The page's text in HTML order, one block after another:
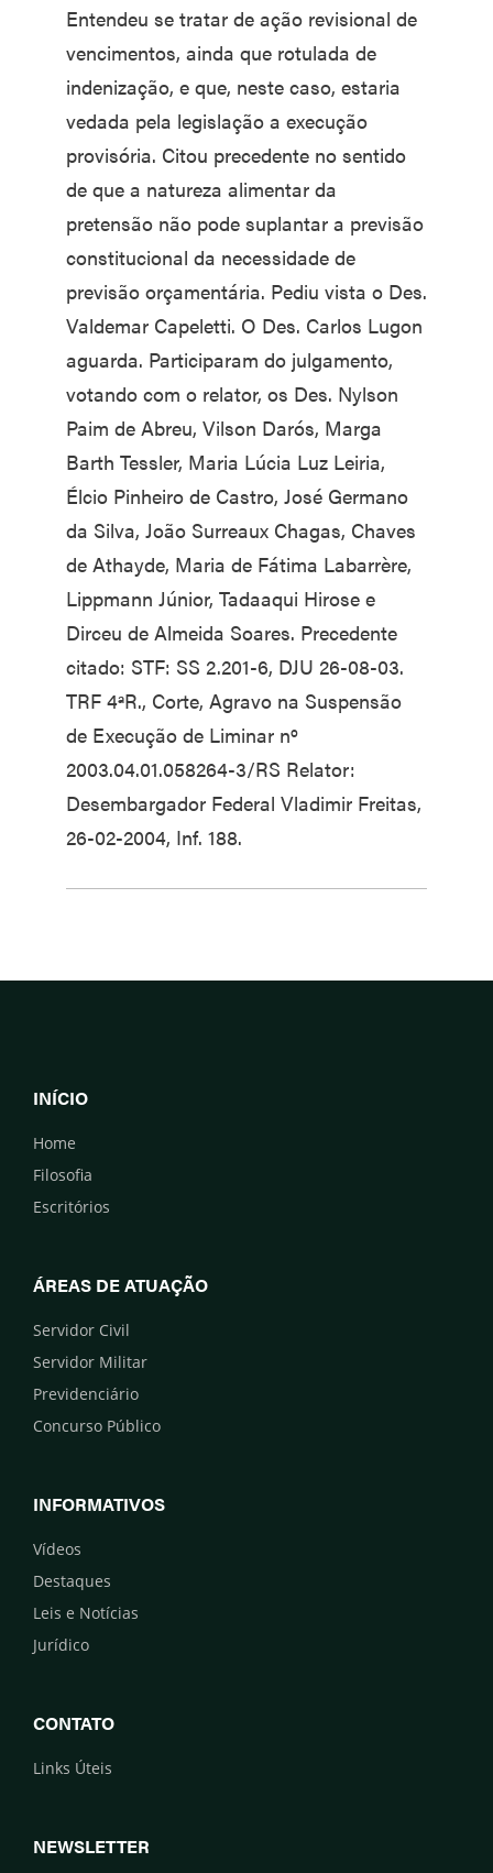
Entendeu se tratar de ação revisional de
vencimentos, ainda que rotulada de
indenização, e que, neste caso, estaria
vedada pela legislação a execução
provisória. Citou precedente no sentido
de que a natureza alimentar da
pretensão não pode suplantar a previsão
constitucional da necessidade de
previsão orçamentária. Pediu vista o Des.
Valdemar Capeletti. O Des. Carlos Lugon
aguarda. Participaram do julgamento,
votando com o relator, os Des. Nylson
Paim de Abreu, Vilson Darós, Marga
Barth Tessler, Maria Lúcia Luz Leiria,
Élcio Pinheiro de Castro, José Germano
da Silva, João Surreaux Chagas, Chaves
de Athayde, Maria de Fátima Labarrère,
Lippmann Júnior, Tadaaqui Hirose e
Dirceu de Almeida Soares. Precedente
citado: STF: SS 2.201-6, DJU 26-08-03.
TRF 4ªR., Corte, Agravo na Suspensão
de Execução de Liminar nº
2003.04.01.058264-3/RS Relator:
Desembargador Federal Vladimir Freitas,
26-02-2004, Inf. 188.
INÍCIO
Home
Filosofia
Escritórios
ÁREAS DE ATUAÇÃO
Servidor Civil
Servidor Militar
Previdenciário
Concurso Público
INFORMATIVOS
Vídeos
Destaques
Leis e Notícias
Jurídico
CONTATO
Links Úteis
NEWSLETTER